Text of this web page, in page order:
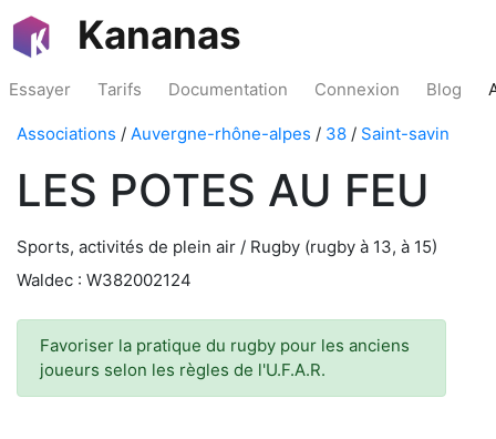
Kananas
Essayer Tarifs Documentation Connexion Blog
Associations / Auvergne-rhône-alpes / 38 / Saint-savin
LES POTES AU FEU
Sports, activités de plein air / Rugby (rugby à 13, à 15)
Waldec : W382002124
Favoriser la pratique du rugby pour les anciens
joueurs selon les règles de l'U.F.A.R.